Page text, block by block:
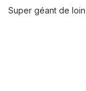
Super géant de loin